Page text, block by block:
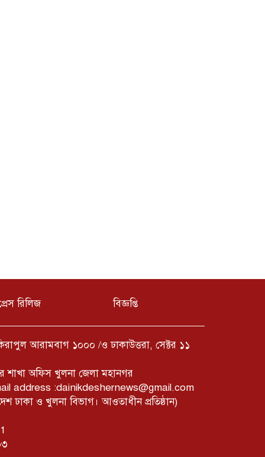
রিলিজ বিজ্ঞপ্তি
আরামবাগ ১০০০ /ও ঢাকাউত্তরা, সেক্টর ১১
শাখা অফিস খুলনা জেলা মহানগর
address :dainikdeshernews@gmail.com
ঢাকা ও খুলনা বিভাগ। আওতাধীন প্রতিষ্ঠান)